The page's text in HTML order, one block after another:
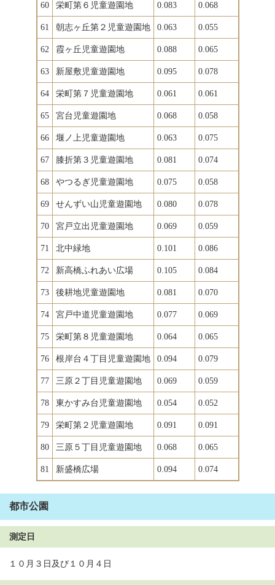
60 栄町第６児童遊園地 0.083 0.068
61 朝志ヶ丘第２児童遊園地 0.063 0.055
62 霞ヶ丘児童遊園地 0.088 0.065
63 新屋敷児童遊園地 0.095 0.078
64 栄町第７児童遊園地 0.061 0.061
65 宮台児童遊園地 0.068 0.058
66 堰ノ上児童遊園地 0.063 0.075
67 膝折第３児童遊園地 0.081 0.074
68 やつるぎ児童遊園地 0.075 0.058
69 せんずい山児童遊園地 0.080 0.078
70 宮戸立出児童遊園地 0.069 0.059
71 北中緑地 0.101 0.086
72 新高橋ふれあい広場 0.105 0.084
73 後耕地児童遊園地 0.081 0.070
74 宮戸中道児童遊園地 0.077 0.069
75 栄町第８児童遊園地 0.064 0.065
76 根岸台４丁目児童遊園地 0.094 0.079
77 三原２丁目児童遊園地 0.069 0.059
78 東かすみ台児童遊園地 0.054 0.052
79 栄町第２児童遊園地 0.091 0.091
80 三原５丁目児童遊園地 0.068 0.065
81 新盛橋広場 0.094 0.074
都市公園
測定日
１０月３日及び１０月４日